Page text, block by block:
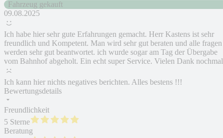
Fahrzeug gekauft
09.08.2025
Ich habe hier sehr gute Erfahrungen gemacht. Herr Kastens ist sehr
freundlich und Kompetent. Man wird sehr gut beraten und alle fragen
werden sehr gut beantwortet. ich wurde sogar am Tag der Übergabe
vom Bahnhof abgeholt. Ein echt super Service. Vielen Dank
Ich kann hier nichts negatives berichten. Alles bestens !!!
Bewertungsdetails
Freundlichkeit
5 Sterne
Beratung